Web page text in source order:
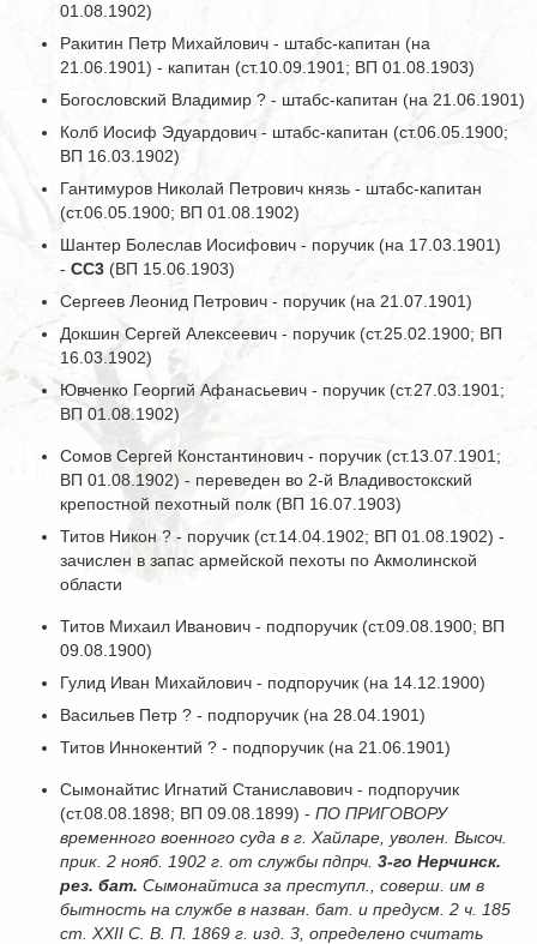
01.08.1902)
Ракитин Петр Михайлович - штабс-капитан (на
21.06.1901) - капитан (ст.10.09.1901; ВП 01.08.1903)
Богословский Владимир ? - штабс-капитан (на 21.06.1901)
Колб Иосиф Эдуардович - штабс-капитан (ст.06.05.1900;
ВП 16.03.1902)
Гантимуров Николай Петрович князь - штабс-капитан
(ст.06.05.1900; ВП 01.08.1902)
Шантер Болеслав Иосифович - поручик (на 17.03.1901)
- СС3 (ВП 15.06.1903)
Сергеев Леонид Петрович - поручик (на 21.07.1901)
Докшин Сергей Алексеевич - поручик (ст.25.02.1900; ВП
16.03.1902)
Ювченко Георгий Афанасьевич - поручик (ст.27.03.1901;
ВП 01.08.1902)
Сомов Сергей Константинович - поручик (ст.13.07.1901;
ВП 01.08.1902) - переведен во 2-й Владивостокский
крепостной пехотный полк (ВП 16.07.1903)
Титов Никон ? - поручик (ст.14.04.1902; ВП 01.08.1902) -
зачислен в запас армейской пехоты по Акмолинской
области
Титов Михаил Иванович - подпоручик (ст.09.08.1900; ВП
09.08.1900)
Гулид Иван Михайлович - подпоручик (на 14.12.1900)
Васильев Петр ? - подпоручик (на 28.04.1901)
Титов Иннокентий ? - подпоручик (на 21.06.1901)
Сымонайтис Игнатий Станиславович - подпоручик
(ст.08.08.1898; ВП 09.08.1899) - ПО ПРИГОВОРУ
временного военного суда в г. Хайларе, уволен. Высоч.
прик. 2 нояб. 1902 г. от службы пдпрч. 3-го Нерчинск.
рез. бат. Сымонайтиса за преступл., соверш. им в
бытность на службе в назван. бат. и предусм. 2 ч. 185
ст. XXII С. В. П. 1869 г. изд. 3, определено считать